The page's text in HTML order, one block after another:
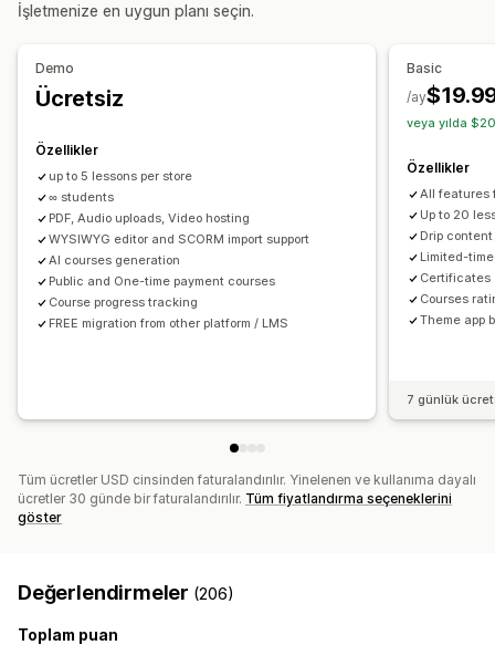
Analizler
Özel bağlantılar
Amazon S3 depolama
Erişim kodu
IP kısıtlamaları
Parola koruması
Dosya barındırma
Abonelik kutuları Dijital ürünler
Yinelenen ödemeler
Deneme süreleri
Kullanıcı başına fiyatlandırma
Dinamik fiyatlandırma
İşletmenize en uygun planı seçin.
Demo
Ücretsiz
Özellikler
up to 5 lessons per store
∞ students
PDF, Audio uploads, Video hosting
WYSIWYG editor and SCORM import support
AI courses generation
Public and One-time payment courses
Course progress tracking
FREE migration from other platform / LMS
Basic
/ay
veya yılda
Özellikler
All features
Up to 20
Drip content
Limited-
Certificates
Courses
Theme app
7 günlük
Tüm ücretler USD cinsinden faturalandırılır. Yinelenen ve kullanıma dayalı
ücretler 30 günde bir faturalandırılır. Tüm fiyatlandırma seçeneklerini
göster
Değerlendirmeler (206)
Toplam puan